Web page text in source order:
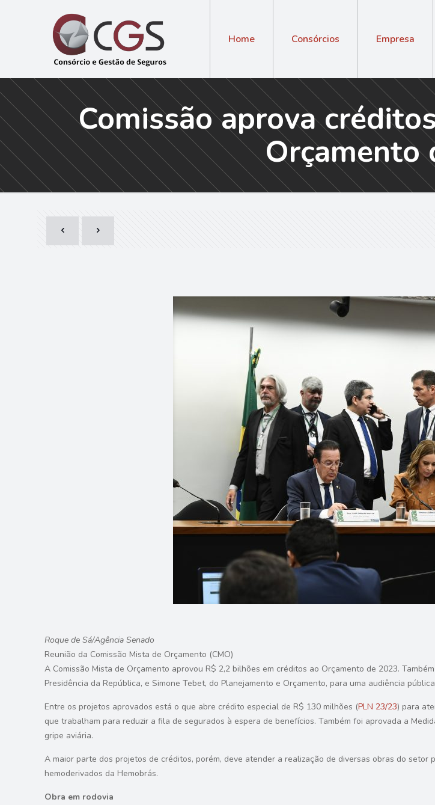
Home Consórcios Empresa
Comissão aprova
Orçamento
Roque de Sá/Agência Senado
Reunião da Comissão Mista de Orçamento (CMO)
A Comissão Mista de Orçamento aprovou R$ 2,2 bilhões em créditos ao Orçamento de 2023.
Presidência da República, e Simone Tebet, do Planejamento e Orçamento, para uma audiência
Entre os projetos aprovados está o que abre crédito especial de R$ 130 milhões (PLN 23/23) para
que trabalham para reduzir a fila de segurados à espera de benefícios. Também foi aprovada a
gripe aviária.
A maior parte dos projetos de créditos, porém, deve atender a realização de diversas obras do
hemoderivados da Hemobrás.
Obra em rodovia